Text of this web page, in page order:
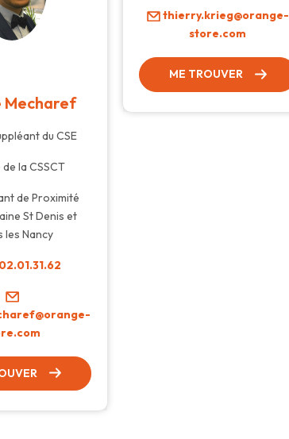
thierry.krieg@orange-
store.com
ME TROUVER
Mecharef
du CSE
la CSSCT
de Proximité
St Denis et
les Nancy